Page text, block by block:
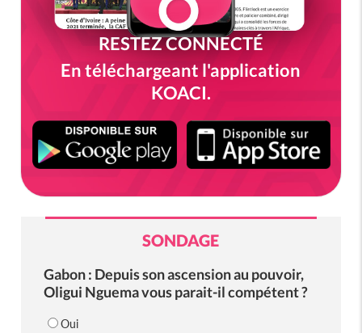
RESTEZ CONNECTÉ
En téléchargeant l'application
KOACI.
SONDAGE
Gabon : Depuis son ascension au pouvoir,
Oligui Nguema vous parait-il compétent ?
Oui